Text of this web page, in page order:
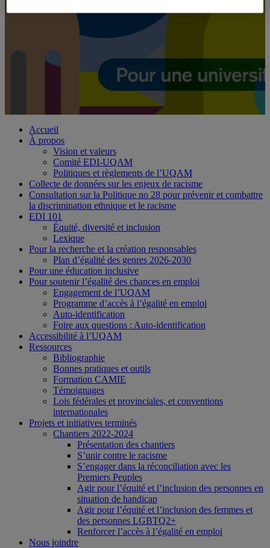
Accueil
À propos
Vision et valeurs
Comité EDI-UQAM
Politiques et règlements de l’UQAM
Collecte de données sur les enjeux de racisme
Consultation sur la Politique no 28 pour prévenir et combattre
la discrimination ethnique et le racisme
EDI 101
Équité, diversité et inclusion
Lexique
Pour la recherche et la création responsables
Plan d’égalité des genres 2026-2030
Pour une éducation inclusive
Pour soutenir l’égalité des chances en emploi
Engagement de l’UQAM
Programme d’accès à l’égalité en emploi
Auto-identification
Foire aux questions : Auto-identification
Accessibilité à l’UQAM
Ressources
Bibliographie
Bonnes pratiques et outils
Formation CAMIE
Témoignages
Lois fédérales et provinciales, et conventions
internationales
Projets et initiatives terminés
Chantiers 2022-2024
Présentation des chantiers
S’unir contre le racisme
S’engager dans la réconciliation avec les
Premiers Peuples
Agir pour l’équité et l’inclusion des personnes en
situation de handicap
Agir pour l’équité et l’inclusion des femmes et
des personnes LGBTQ2+
Renforcer l’accès à l’égalité en emploi
Nous joindre